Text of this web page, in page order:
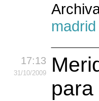
madrid
17:13
31/10/2009
para